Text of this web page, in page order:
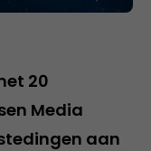
20
Media
aan